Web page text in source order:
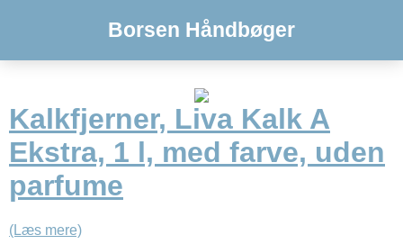
Borsen Håndbøger
Kalkfjerner, Liva Kalk A
Ekstra, 1 l, med farve, uden
parfume
(Læs mere)